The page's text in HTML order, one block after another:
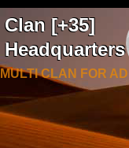
Clan [+35]
Headquarters
MULTI CLAN FOR